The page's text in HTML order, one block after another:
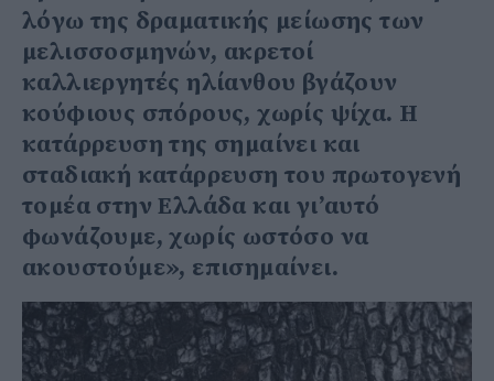
λόγω της δραματικής μείωσης των
μελισσοσμηνών, ακρετοί
καλλιεργητές ηλίανθου βγάζουν
κούφιους σπόρους, χωρίς ψίχα. Η
κατάρρευση της σημαίνει και
σταδιακή κατάρρευση του πρωτογενή
τομέα στην Ελλάδα και γι’αυτό
φωνάζουμε, χωρίς ωστόσο να
ακουστούμε», επισημαίνει.